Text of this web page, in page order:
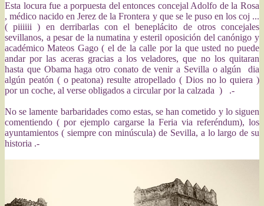
Esta locura fue a porpuesta del entonces concejal Adolfo de la Rosa
, médico nacido en Jerez de la Frontera y que se le puso en los coj ...
( piiiiii ) en derribarlas con el beneplácito de otros concejales
sevillanos, a pesar de la numatina y esteril oposición del canónigo y
académico Mateos Gago ( el de la calle por la que usted no puede
andar por las aceras gracias a los veladores, que no los quitaran
hasta que Obama haga otro conato de venir a Sevilla o algún dia
algún peatón ( o peatona) resulte atropellado ( Dios no lo quiera )
por un coche, al verse obligados a circular por la calzada ) .-
No se lamente barbaridades como estas, se han cometido y lo siguen
comentiendo ( por ejemplo cargarse la Feria via referéndum), los
ayuntamientos ( siempre con minúscula) de Sevilla, a lo largo de su
historia .-